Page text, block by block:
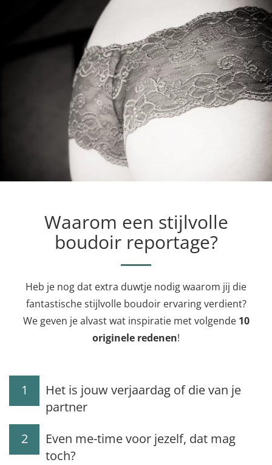
Waarom een stijlvolle
boudoir reportage?
Heb je nog dat extra duwtje nodig waarom jij die
fantastische stijlvolle boudoir ervaring verdient?
We geven je alvast wat inspiratie met volgende 10
originele redenen!
1
Het is jouw verjaardag of die van je
partner
2
Even me-time voor jezelf, dat mag
toch?